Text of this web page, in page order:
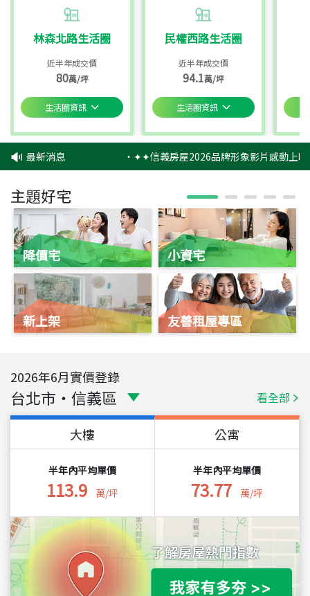
林森北路生活圈
近半年成交價
80萬/坪
生活圈資訊
民權西路生活圈
近半年成交價
94.1萬/坪
生活圈資訊
最新消息 ‧✦✦信義房屋2026品牌形象影片感動上映
主題好宅
降價宅
新上架
小資宅
友善租屋專區
2026年6月實價登錄
台北市 ・ 信義區 看全部
大樓
半年內平均單價
113.9 萬/坪
公寓
半年內平均單價
73.77 萬/坪